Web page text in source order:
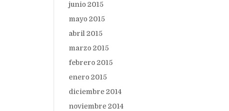
junio 2015
mayo 2015
abril 2015
marzo 2015
febrero 2015
enero 2015
diciembre 2014
noviembre 2014